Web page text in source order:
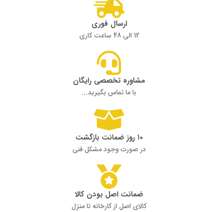
ارسال فوری
12 الی 48 ساعت کاری
مشاوره تخصصی رایگان
با ما تماس بگیرید...
۱۰ روز ضمانت بازگشت
در صورت وجود مشکل فنی
ضمانت اصل بودن کالا
کالای اصل از کارخانه تا منزل